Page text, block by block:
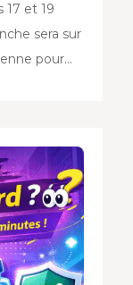
17 et 19
sera sur
pour…